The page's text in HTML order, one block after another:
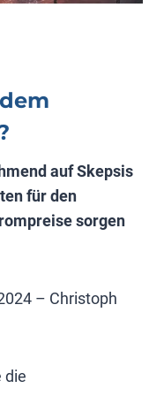
auf Skepsis
für den
sorgen
– Christoph
die